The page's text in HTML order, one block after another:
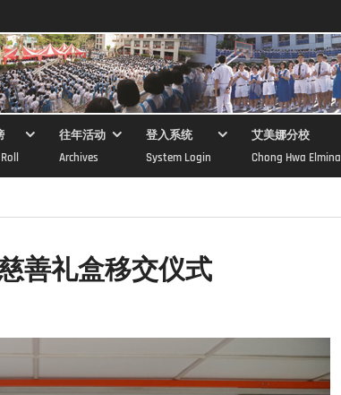
往年活动
Archives
登入系统
System Login
艾美娜分校
Chong Hwa Elmina
善礼盒移交仪式